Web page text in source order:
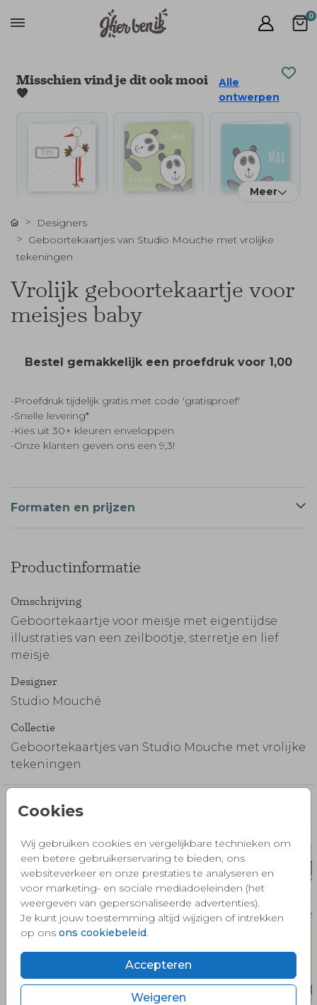
0
Cookies
Wij gebruiken cookies en vergelijkbare technieken om
een betere gebruikerservaring te bieden, ons
websiteverkeer en onze prestaties te analyseren en
voor marketing- en sociale mediadoeleinden (het
weergeven van gepersonaliseerde advertenties).
Je kunt jouw toestemming altijd wijzigen of intrekken
op ons ons cookiebeleid.
Accepteren
Weigeren
Misschien vind je dit ook mooi
🧡
Alle
ontwerpen
Meer
Designers
Geboortekaartjes van Studio Mouche met vrolijke
tekeningen
Vrolijk geboortekaartje voor
meisjes baby
Bestel gemakkelijk een proefdruk voor 1,00
-Proefdruk tijdelijk gratis met code 'gratisproef'
-Snelle levering*
-Kies uit 30+ kleuren enveloppen
-Onze klanten geven ons een 9,3!
Formaten en prijzen
Productinformatie
Omschrijving
Geboortekaartje voor meisje met eigentijdse
illustraties van een zeilbootje, sterretje en lief
meisje.
Designer
Studio Mouché
Collectie
Geboortekaartjes van Studio Mouche met vrolijke
tekeningen
Misschien vind je dit ook mooi 🧡